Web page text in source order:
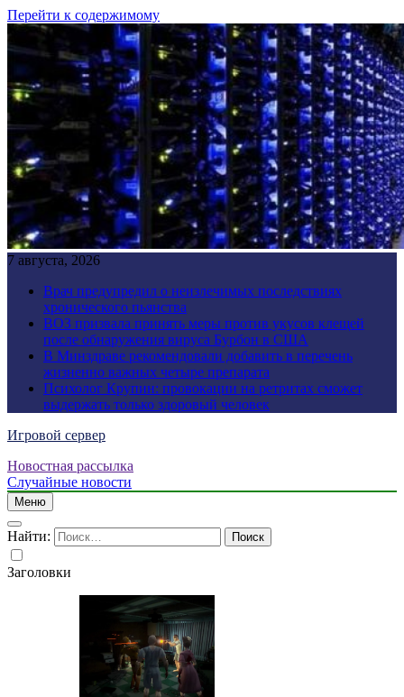
Перейти к содержимому
7 августа, 2026
Врач предупредил о неизлечимых последствиях
хронического пьянства
ВОЗ призвала принять меры против укусов клещей
после обнаружения вируса Бурбон в США
В Минздраве рекомендовали добавить в перечень
жизненно важных четыре препарата
Психолог Крупин: провокации на ретритах сможет
выдержать только здоровый человек
Игровой сервер
Новостная рассылка
Случайные новости
Меню
Найти:
Заголовки